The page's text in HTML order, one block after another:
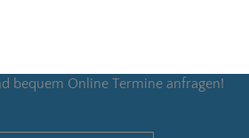
bequem Online Termine anfragen!